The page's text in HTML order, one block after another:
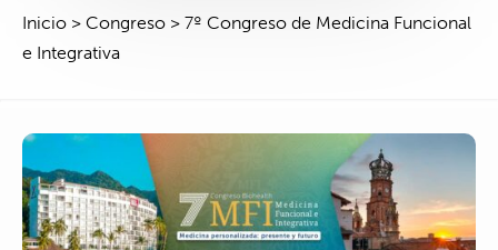
Inicio > Congreso > 7º Congreso de Medicina Funcional
e Integrativa